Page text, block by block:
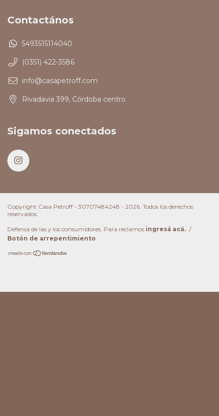
Contactános
5493515114040
(0351) 422-3586
info@casapetroff.com
Rivadavia 399, Córdoba centro
Sigamos conectados
Copyright Casa Petroff - 30707484248 - 2026. Todos los derechos
reservados.
Defensa de las y los consumidores. Para reclamos ingresá acá. /
Botón de arrepentimiento